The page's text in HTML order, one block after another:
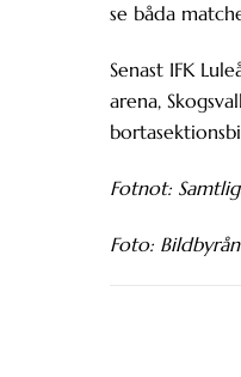
se båda
Senast IFK
arena,
Fotnot:
Foto: Bildbyrån